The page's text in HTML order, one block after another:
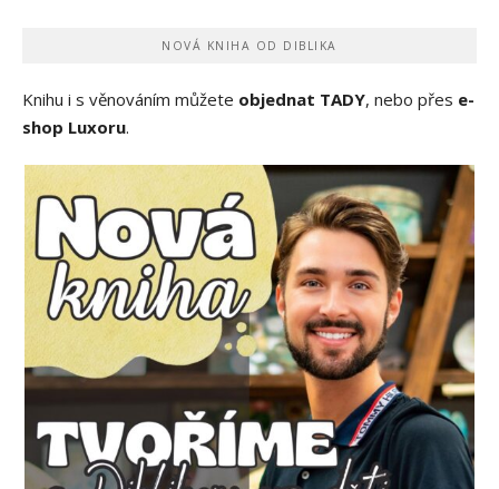
NOVÁ KNIHA OD DIBLIKA
Knihu i s věnováním můžete objednat TADY, nebo přes e-
shop Luxoru.